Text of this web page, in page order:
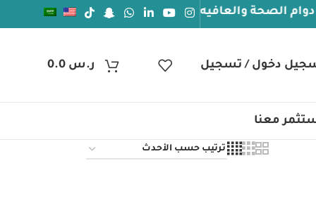
والعافيه
دخول / تسجيل ر.س
معنا